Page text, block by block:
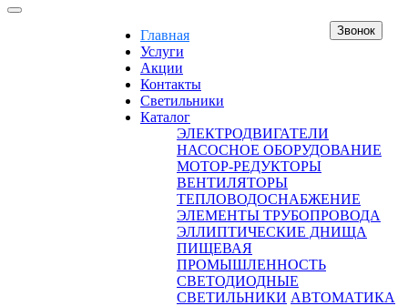
Главная
Услуги
Акции
Контакты
Светильники
Каталог
ЭЛЕКТРОДВИГАТЕЛИ
НАСОСНОЕ ОБОРУДОВАНИЕ
МОТОР-РЕДУКТОРЫ
ВЕНТИЛЯТОРЫ
ТЕПЛОВОДОСНАБЖЕНИЕ
ЭЛЕМЕНТЫ ТРУБОПРОВОДА
ЭЛЛИПТИЧЕСКИЕ ДНИЩА
ПИЩЕВАЯ
ПРОМЫШЛЕННОСТЬ
СВЕТОДИОДНЫЕ
СВЕТИЛЬНИКИ АВТОМАТИКА
Звонок